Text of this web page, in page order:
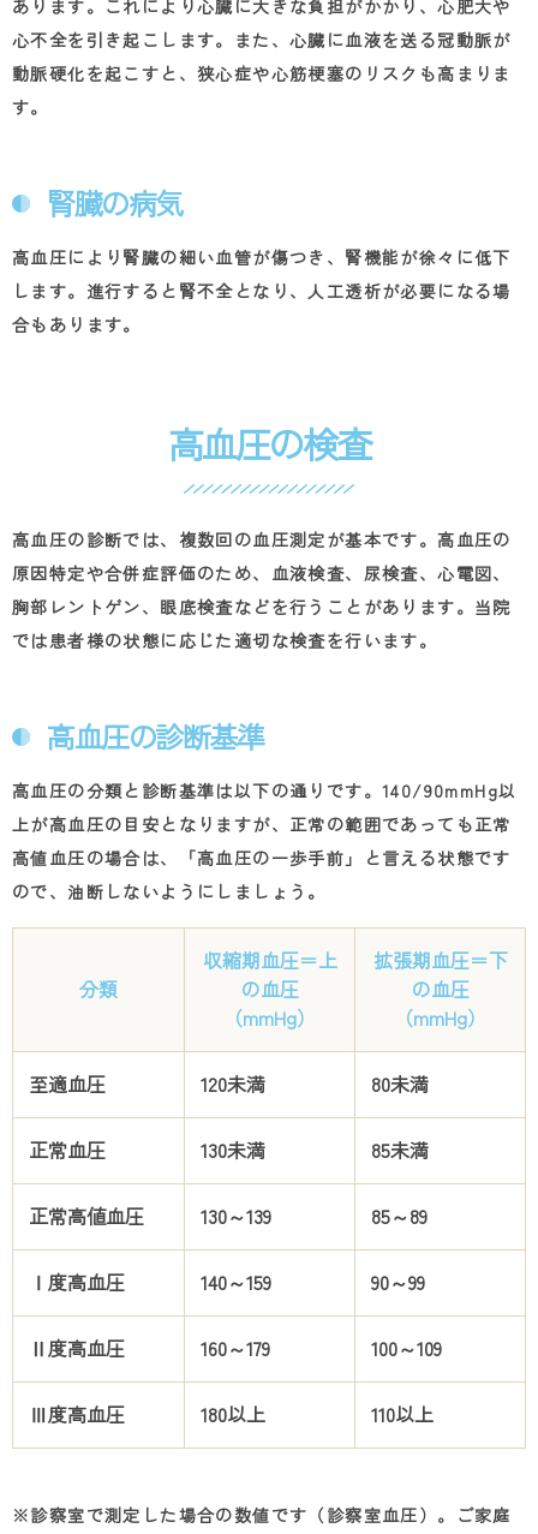
あります。これにより心臓に大きな負担がかかり、心肥大や
心不全を引き起こします。また、心臓に血液を送る冠動脈が
動脈硬化を起こすと、狭心症や心筋梗塞のリスクも高まりま
す。
腎臓の病気
高血圧により腎臓の細い血管が傷つき、腎機能が徐々に低下
します。進行すると腎不全となり、人工透析が必要になる場
合もあります。
高血圧の検査
高血圧の診断では、複数回の血圧測定が基本です。高血圧の
原因特定や合併症評価のため、血液検査、尿検査、心電図、
胸部レントゲン、眼底検査などを行うことがあります。当院
では患者様の状態に応じた適切な検査を行います。
高血圧の診断基準
高血圧の分類と診断基準は以下の通りです。 140/90mmHg以
上が高血圧の目安となりますが、正常の範囲であっても正常
高値血圧の場合は、「高血圧の一歩手前」と言える状態です
ので、油断しないようにしましょう。
分類
収縮期血圧＝上
の血圧
（mmHg）
拡張期血圧＝下
の血圧
（mmHg）
至適血圧 120未満 80未満
正常血圧 130未満 85未満
正常高値血圧 130～139 85～89
Ⅰ度高血圧 140～159 90～99
Ⅱ度高血圧 160～179 100～109
Ⅲ度高血圧 180以上 110以上
※診察室で測定した場合の数値です（診察室血圧）。ご家庭